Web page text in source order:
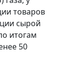
товаров
сырой
итогам
50